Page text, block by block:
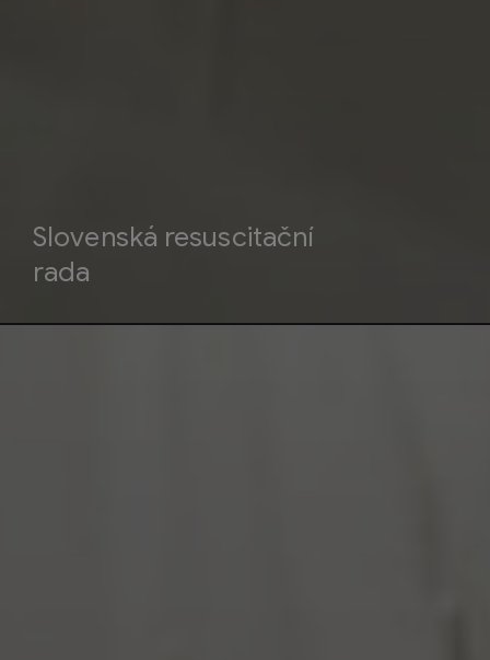
Slovenská resuscitační
rada